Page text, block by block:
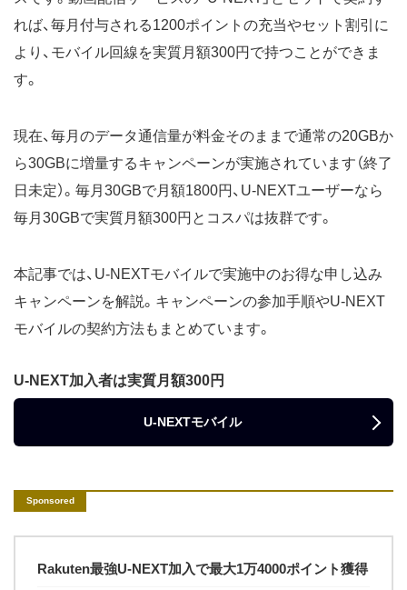
れば、毎月付与される1200ポイントの充当やセット割引に
より、モバイル回線を実質月額300円で持つことができま
す。
現在、毎月のデータ通信量が料金そのままで通常の20GBか
ら30GBに増量するキャンペーンが実施されています（終了
日未定）。毎月30GBで月額1800円、U-NEXTユーザーなら
毎月30GBで実質月額300円とコスパは抜群です。
本記事では、U-NEXTモバイルで実施中のお得な申し込み
キャンペーンを解説。キャンペーンの参加手順やU-NEXT
モバイルの契約方法もまとめています。
U-NEXT加入者は実質月額300円
U-NEXTモバイル
Rakuten最強U-NEXT加入で最大1万4000ポイント獲得